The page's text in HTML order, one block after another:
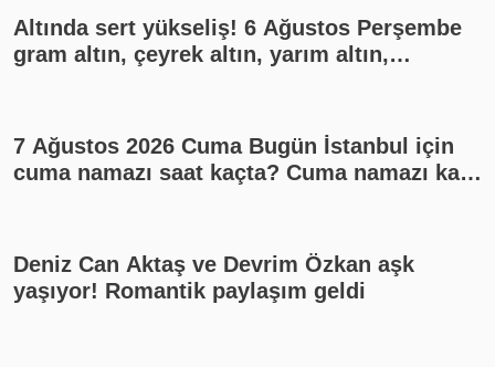
Altında sert yükseliş! 6 Ağustos Perşembe
gram altın, çeyrek altın, yarım altın,
7 Ağustos 2026 Cuma Bugün İstanbul için
cuma namazı saat kaçta? Cuma namazı kaç
Deniz Can Aktaş ve Devrim Özkan aşk
yaşıyor! Romantik paylaşım geldi